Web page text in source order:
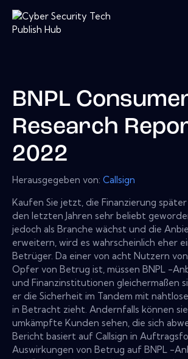
BNPL
Research
2022
Herausgegeben von: Callsign
Kaufen Sie jetzt, die Finanzierung später
den letzten Jahren sehr beliebt
jedoch als Branche wächst und die
erweitern, wird es wahrscheinlich eher
Betrüger. Da einer von acht Nutzern
Opfer von Betrug ist, müssen BNPL -
und Finanzinstitutionen gleichermaßen
er die Sicherheit im Tandem mit
in Betracht zieht. Andernfalls können
umkämpfte Kunden sehen, die sich
Bericht basiert auf Callsign in
Auswirkungen von Betrug auf BNPL -